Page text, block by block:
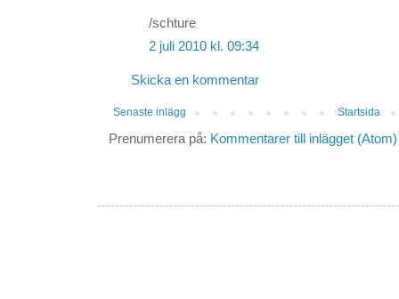
/schture
2 juli 2010 kl. 09:34
Skicka en kommentar
Senaste inlägg Startsida
Prenumerera på: Kommentarer till inlägget (Atom)